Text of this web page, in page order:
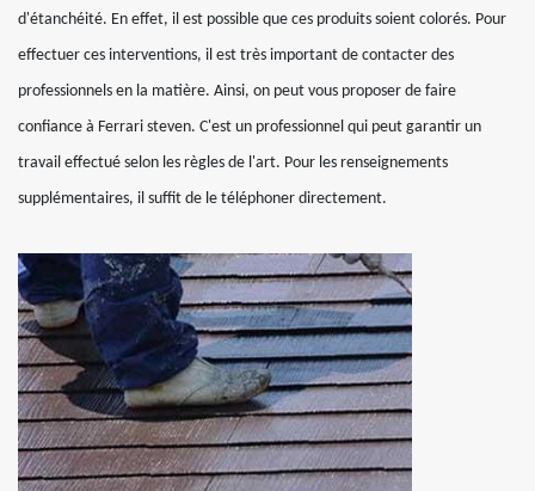
d'étanchéité. En effet, il est possible que ces produits soient colorés. Pour
effectuer ces interventions, il est très important de contacter des
professionnels en la matière. Ainsi, on peut vous proposer de faire
confiance à Ferrari steven. C'est un professionnel qui peut garantir un
travail effectué selon les règles de l'art. Pour les renseignements
supplémentaires, il suffit de le téléphoner directement.